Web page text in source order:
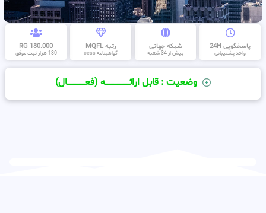
پاسخگویی 24H
واحد پشتیبانی
شبکه جهانی
بیش از 34 شعبه
رتبه MQFL
گواهینامه cess
130.000 RG
130 هزار ثبت موفق
وضعیت : قابل ارائــــــــــــــــــــه (فعـــــــــــــــال)